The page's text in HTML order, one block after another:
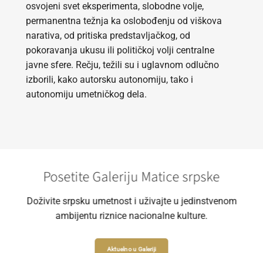
osvojeni svet eksperimenta, slobodne volje,
permanentna težnja ka oslobođenju od viškova
narativa, od pritiska predstavljačkog, od
pokoravanja ukusu ili političkoj volji centralne
javne sfere. Rečju, težili su i uglavnom odlučno
izborili, kako autorsku autonomiju, tako i
autonomiju umetničkog dela.
Posetite Galeriju Matice srpske
Doživite srpsku umetnost i uživajte u jedinstvenom
ambijentu riznice nacionalne kulture.
Aktuelno u Galeriji